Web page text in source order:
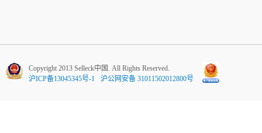
Copyright 2013 Selleck中国. All Rights Reserved.
沪ICP备13045345号-1
沪公网安备 31011502012800号